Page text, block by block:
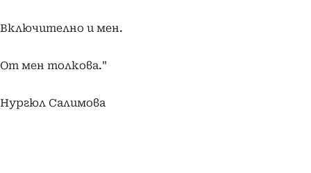
Включително и мен.
От мен толкова."
Нургюл Салимова